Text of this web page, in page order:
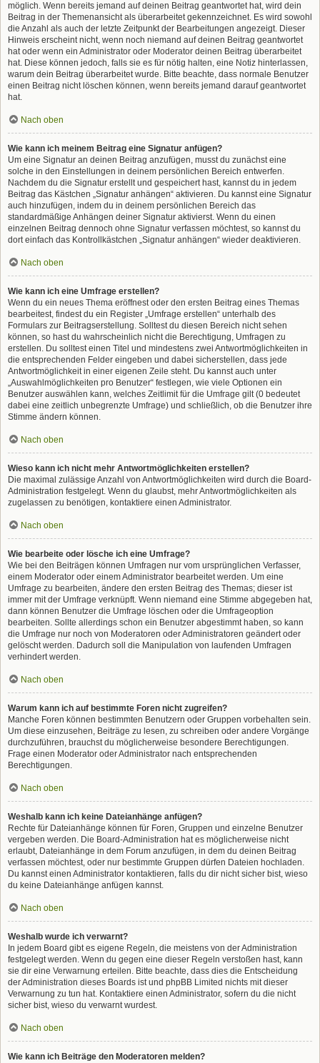
möglich. Wenn bereits jemand auf deinen Beitrag geantwortet hat, wird dein
Beitrag in der Themenansicht als überarbeitet gekennzeichnet. Es wird sowohl
die Anzahl als auch der letzte Zeitpunkt der Bearbeitungen angezeigt. Dieser
Hinweis erscheint nicht, wenn noch niemand auf deinen Beitrag geantwortet
hat oder wenn ein Administrator oder Moderator deinen Beitrag überarbeitet
hat. Diese können jedoch, falls sie es für nötig halten, eine Notiz hinterlassen,
warum dein Beitrag überarbeitet wurde. Bitte beachte, dass normale Benutzer
einen Beitrag nicht löschen können, wenn bereits jemand darauf geantwortet
hat.
Nach oben
Wie kann ich meinem Beitrag eine Signatur anfügen?
Um eine Signatur an deinen Beitrag anzufügen, musst du zunächst eine
solche in den Einstellungen in deinem persönlichen Bereich entwerfen.
Nachdem du die Signatur erstellt und gespeichert hast, kannst du in jedem
Beitrag das Kästchen „Signatur anhängen“ aktivieren. Du kannst eine Signatur
auch hinzufügen, indem du in deinem persönlichen Bereich das
standardmäßige Anhängen deiner Signatur aktivierst. Wenn du einen
einzelnen Beitrag dennoch ohne Signatur verfassen möchtest, so kannst du
dort einfach das Kontrollkästchen „Signatur anhängen“ wieder deaktivieren.
Nach oben
Wie kann ich eine Umfrage erstellen?
Wenn du ein neues Thema eröffnest oder den ersten Beitrag eines Themas
bearbeitest, findest du ein Register „Umfrage erstellen“ unterhalb des
Formulars zur Beitragserstellung. Solltest du diesen Bereich nicht sehen
können, so hast du wahrscheinlich nicht die Berechtigung, Umfragen zu
erstellen. Du solltest einen Titel und mindestens zwei Antwortmöglichkeiten in
die entsprechenden Felder eingeben und dabei sicherstellen, dass jede
Antwortmöglichkeit in einer eigenen Zeile steht. Du kannst auch unter
„Auswahlmöglichkeiten pro Benutzer“ festlegen, wie viele Optionen ein
Benutzer auswählen kann, welches Zeitlimit für die Umfrage gilt (0 bedeutet
dabei eine zeitlich unbegrenzte Umfrage) und schließlich, ob die Benutzer ihre
Stimme ändern können.
Nach oben
Wieso kann ich nicht mehr Antwortmöglichkeiten erstellen?
Die maximal zulässige Anzahl von Antwortmöglichkeiten wird durch die Board-
Administration festgelegt. Wenn du glaubst, mehr Antwortmöglichkeiten als
zugelassen zu benötigen, kontaktiere einen Administrator.
Nach oben
Wie bearbeite oder lösche ich eine Umfrage?
Wie bei den Beiträgen können Umfragen nur vom ursprünglichen Verfasser,
einem Moderator oder einem Administrator bearbeitet werden. Um eine
Umfrage zu bearbeiten, ändere den ersten Beitrag des Themas; dieser ist
immer mit der Umfrage verknüpft. Wenn niemand eine Stimme abgegeben hat,
dann können Benutzer die Umfrage löschen oder die Umfrageoption
bearbeiten. Sollte allerdings schon ein Benutzer abgestimmt haben, so kann
die Umfrage nur noch von Moderatoren oder Administratoren geändert oder
gelöscht werden. Dadurch soll die Manipulation von laufenden Umfragen
verhindert werden.
Nach oben
Warum kann ich auf bestimmte Foren nicht zugreifen?
Manche Foren können bestimmten Benutzern oder Gruppen vorbehalten sein.
Um diese einzusehen, Beiträge zu lesen, zu schreiben oder andere Vorgänge
durchzuführen, brauchst du möglicherweise besondere Berechtigungen.
Frage einen Moderator oder Administrator nach entsprechenden
Berechtigungen.
Nach oben
Weshalb kann ich keine Dateianhänge anfügen?
Rechte für Dateianhänge können für Foren, Gruppen und einzelne Benutzer
vergeben werden. Die Board-Administration hat es möglicherweise nicht
erlaubt, Dateianhänge in dem Forum anzufügen, in dem du deinen Beitrag
verfassen möchtest, oder nur bestimmte Gruppen dürfen Dateien hochladen.
Du kannst einen Administrator kontaktieren, falls du dir nicht sicher bist, wieso
du keine Dateianhänge anfügen kannst.
Nach oben
Weshalb wurde ich verwarnt?
In jedem Board gibt es eigene Regeln, die meistens von der Administration
festgelegt werden. Wenn du gegen eine dieser Regeln verstoßen hast, kann
sie dir eine Verwarnung erteilen. Bitte beachte, dass dies die Entscheidung
der Administration dieses Boards ist und phpBB Limited nichts mit dieser
Verwarnung zu tun hat. Kontaktiere einen Administrator, sofern du die nicht
sicher bist, wieso du verwarnt wurdest.
Nach oben
Wie kann ich Beiträge den Moderatoren melden?